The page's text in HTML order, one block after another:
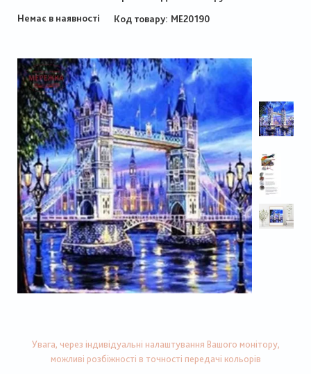
Немає в наявності
Код товару МЕ20190
Увага, через індивідуальні налаштування Вашого монітору,
можливі розбіжності в точності передачі кольорів